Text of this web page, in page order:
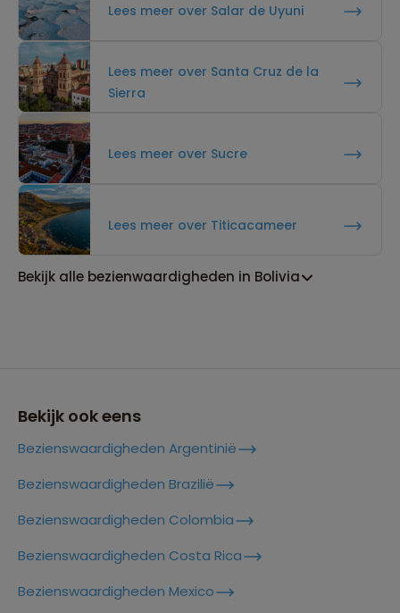
Lees meer over Salar de Uyuni
Lees meer over Santa Cruz de la
Sierra
Lees meer over Sucre
Lees meer over Titicacameer
Bekijk alle bezienwaardigheden in Bolivia
Bekijk ook eens
Bezienswaardigheden Argentinië
Bezienswaardigheden Brazilië
Bezienswaardigheden Colombia
Bezienswaardigheden Costa Rica
Bezienswaardigheden Mexico